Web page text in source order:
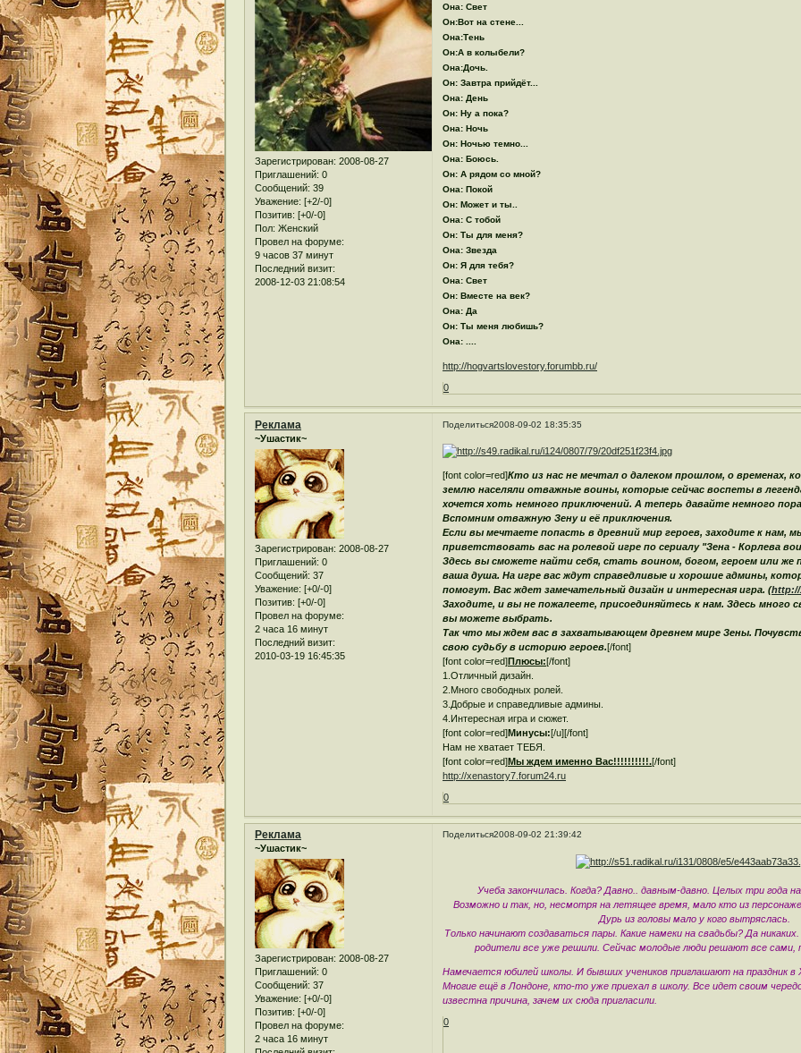
Зарегистрирован: 2008-08-27
Приглашений: 0
Сообщений: 39
Уважение: [+2/-0]
Позитив: [+0/-0]
Пол: Женский
Провел на форуме:
9 часов 37 минут
Последний визит:
2008-12-03 21:08:54
Она: Свет
Он:Вот на стене...
Она:Тень
Он:А в колыбели?
Она:Дочь.
Он: Завтра прийдёт...
Она: День
Он: Ну а пока?
Она: Ночь
Он: Ночью темно...
Она: Боюсь.
Он: А рядом со мной?
Она: Покой
Он: Может и ты..
Она: С тобой
Он: Ты для меня?
Она: Звезда
Он: Я для тебя?
Она: Свет
Он: Вместе на век?
Она: Да
Он: Ты меня любишь?
Она: ....
http://hogvartslovestory.forumbb.ru/
0
Поделиться2008-09-02 18:35:35
Реклама
~Ушастик~
Зарегистрирован: 2008-08-27
Приглашений: 0
Сообщений: 37
Уважение: [+0/-0]
Позитив: [+0/-0]
Провел на форуме:
2 часа 16 минут
Последний визит:
2010-03-19 16:45:35
[font color=red]Кто из нас не мечтал о далеком прошлом, о временах,
землю населяли отважные воины, которые сейчас воспеты в
хочется хоть немного приключений. А теперь давайте немного
Вспомним отважную Зену и её приключения.
Если вы мечтаете попасть в древний мир героев, заходите к нам,
приветствовать вас на ролевой игре по сериалу "Зена - Корлева
Здесь вы сможете найти себя, стать воином, богом, героем или же
ваша душа. На игре вас ждут справедливые и хорошие админы,
помогут. Вас ждет замечательный дизайн и интересная игра. (http://
Заходите, и вы не пожалеете, присоединяйтесь к нам. Здесь много
вы можете выбрать.
Так что мы ждем вас в захватывающем древнем мире Зены.
свою судьбу в историю героев.[/font]
[font color=red]Плюсы:[/font]
1.Отличный дизайн.
2.Много свободных ролей.
3.Добрые и справедливые админы.
4.Интересная игра и сюжет.
[font color=red]Минусы:[/u][/font]
Нам не хватает ТЕБЯ.
[font color=red]Мы ждем именно Вас!!!!!!!!!!.[/font]
http://xenastory7.forum24.ru
0
Поделиться2008-09-02 21:39:42
Реклама
~Ушастик~
Зарегистрирован: 2008-08-27
Приглашений: 0
Сообщений: 37
Уважение: [+0/-0]
Позитив: [+0/-0]
Провел на форуме:
2 часа 16 минут
Учеба закончилась. Когда? Давно.. давным-давно. Целых три года
Возможно и так, но, несмотря на летящее время, мало кто из
Дурь из головы мало у кого вытряслась.
Только начинают создаваться пары. Какие намеки на свадьбы? Да
родители все уже решили. Сейчас молодые люди решают все сами,
Намечается юбилей школы. И бывших учеников приглашают на праздник в
Многие ещё в Лондоне, кто-то уже приехал в школу. Все идет своим
известна причина, зачем их сюда пригласили.
0